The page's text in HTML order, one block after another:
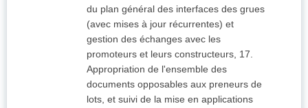
du plan général des interfaces des grues
(avec mises à jour récurrentes) et
gestion des échanges avec les
promoteurs et leurs constructeurs, 17.
Appropriation de l'ensemble des
documents opposables aux preneurs de
lots, et suivi de la mise en applications